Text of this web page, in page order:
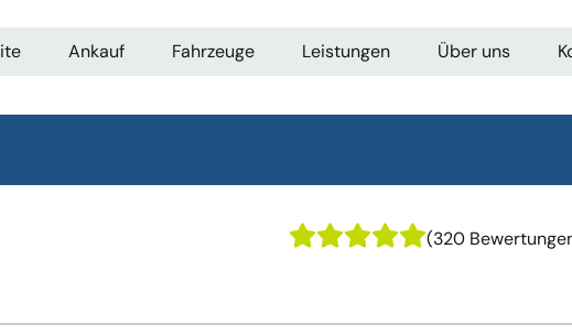
Ankauf Fahrzeuge Leistungen Über uns
(320